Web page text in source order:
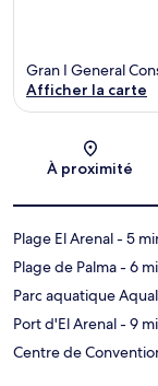
Gran I General
Afficher la carte
À proximité
Plage El Arenal- 5
Plage de Palma- 6
Parc aquatique
Port d'El Arenal- 9
Centre de